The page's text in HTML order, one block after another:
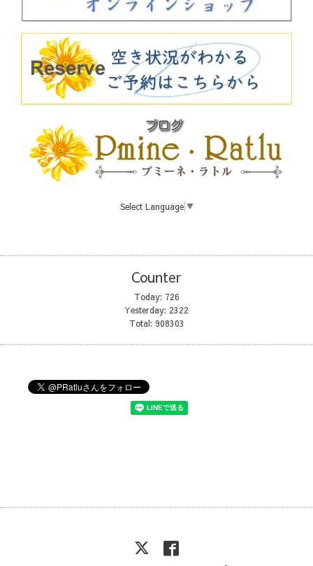
Select Language ▼
Counter
Today: 726
Yesterday: 2322
Total: 908303